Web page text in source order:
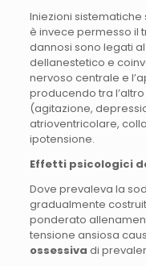
Iniezioni
è invece permesso il
dannosi sono legati
dellanestetico e
nervoso centrale e
producendo tra
(agitazione,
atrioventricolare,
ipotensione.
Effetti psicologici
Dove prevaleva la
gradualmente
ponderato
tensione ansiosa
ossessiva di